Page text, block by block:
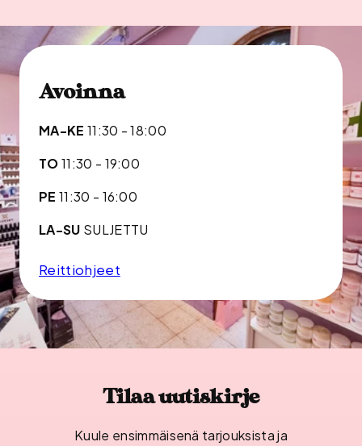
Avoinna
MA-KE 11:30 - 18:00
TO11:30 - 19:00
PE 11:30 - 16:00
LA-SU SULJETTU
Reittiohjeet
Tilaa uutiskirje
Kuule ensimmäisenä tarjouksista ja